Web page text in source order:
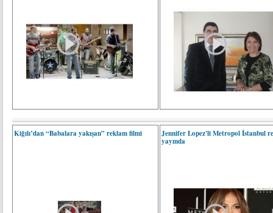
Kiğılı’dan “Babalara yakışan” reklam filmi
Jennifer Lopez'li Metropol İstanbul
yayında